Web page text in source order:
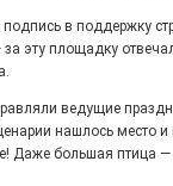
по городу
На этой неделе
проект «Районы-
в поддержку
эту площадку
ведущие
нашлось место и
Даже большая птица